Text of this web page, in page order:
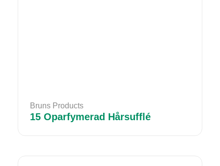
Bruns Products
15 Oparfymerad Hårsufflé